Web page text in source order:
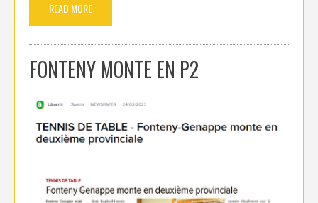
READ MORE
FONTENY MONTE EN P2